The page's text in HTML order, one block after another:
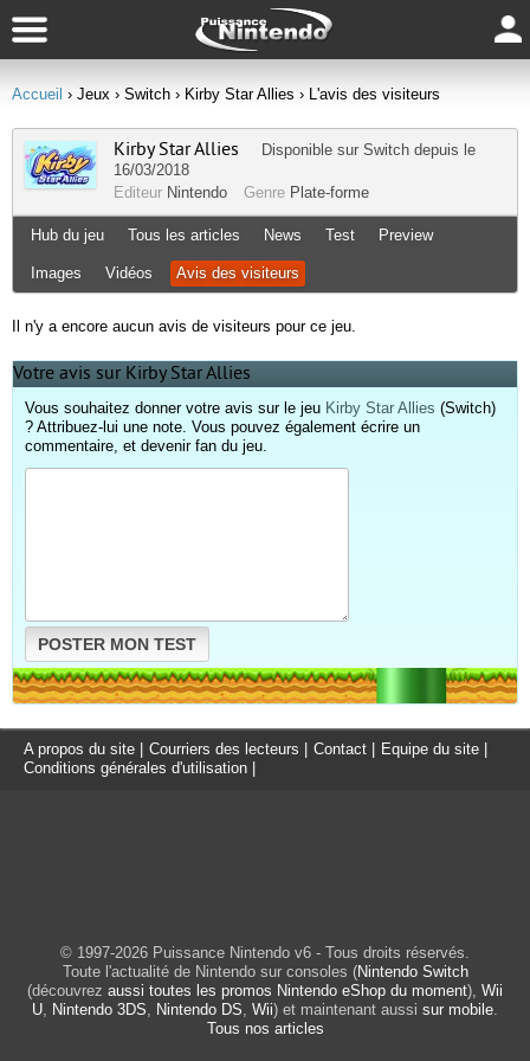
Accueil › Jeux › Switch › Kirby Star Allies › L'avis des visiteurs
Kirby Star Allies Disponible sur Switch depuis le
16/03/2018
Editeur Nintendo Genre Plate-forme
Hub du jeu Tous les articles News Test Preview
Images Vidéos Avis des visiteurs
Il n'y a encore aucun avis de visiteurs pour ce jeu.
Votre avis sur Kirby Star Allies
Vous souhaitez donner votre avis sur le jeu Kirby Star Allies (Switch)
? Attribuez-lui une note. Vous pouvez également écrire un
commentaire, et devenir fan du jeu.
POSTER MON TEST
A propos du site Courriers des lecteurs Contact Equipe du site
Conditions générales d'utilisation
© 1997-2026 Puissance Nintendo v6 - Tous droits réservés.
Toute l'actualité de Nintendo sur consoles (Nintendo Switch
(découvrez aussi toutes les promos Nintendo eShop du moment), Wii
U, Nintendo 3DS, Nintendo DS, Wii) et maintenant aussi sur mobile.
Tous nos articles